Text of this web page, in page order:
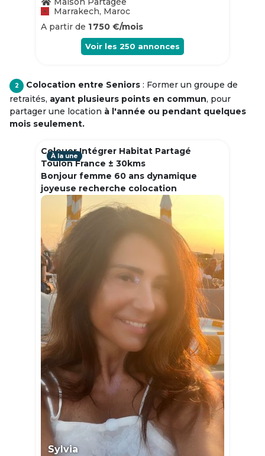
Marrakech, Maroc
A partir de 1 750 €/mois
Voir les 250 annonces
2 Colocation entre Seniors : Former un groupe de
retraités, ayant plusieurs points en commun, pour
partager une location à l'année ou pendant quelques
mois seulement.
Colouer Intégrer Habitat Partagé
Toulon France ± 30kms
Bonjour femme 60 ans dynamique
joyeuse recherche colocation
À la une
Sylvia